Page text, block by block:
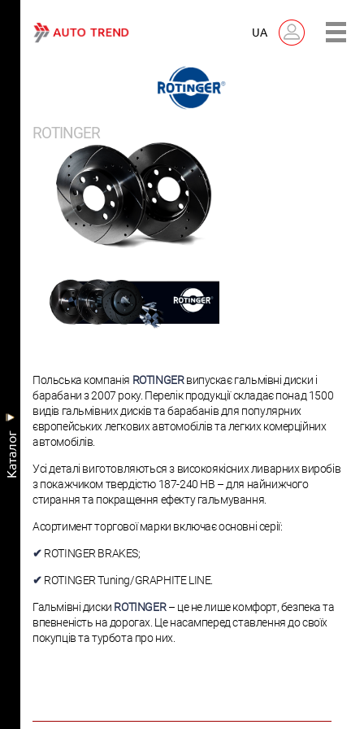
UA
Kаталог
ROTINGER
Польська компанія ROTINGERвипускає гальмівні диски і
барабани з 2007 року. Перелік продукції складає понад 1500
видів гальмівних дисків та барабанів для популярних
європейських легкових автомобілів та легких комерційних
автомобілів.
Усі деталі виготовляються з високоякісних ливарних виробів
з покажчиком твердістю 187-240 НВ – для найнижчого
стирання та покращення ефекту гальмування.
Асортимент торгової марки включає основні серії:
✔ ROTINGER BRAKES;
✔ ROTINGER Tuning/GRAPHITE LINE.
Гальмівні диски ROTINGER– це не лише комфорт, безпека та
впевненість на дорогах. Це насамперед ставлення до своїх
покупців та турбота про них.